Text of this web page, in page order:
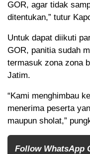
GOR, agar tidak
ditentukan,” tutur
Untuk dapat diikuti
GOR, panitia sudah
termasuk zona zona
Jatim.
“Kami menghimbau
menerima peserta
maupun sholat,”
Follow WhatsApp